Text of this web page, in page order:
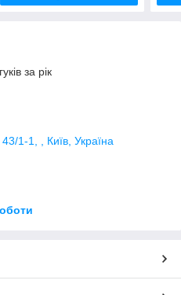
за рік
1-1, , Київ, Україна